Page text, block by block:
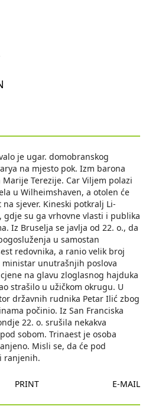
je ugar. domobranskog
na mjesto pok. Izm barona
Terezije. Car Viljem polazi
u Wilheimshaven, a otolen će
sjever. Kineski potkralj Li-
gdje su ga vrhovne vlasti i publika
Iz Bruselja se javlja od 22. o., da
u samostan
redovnika, a ranio velik broj
ministar unutrašnjih poslova
na glavu zloglasnog hajduka
strašilo u užičkom okrugu. U
državnih rudnika Petar Ilić zbog
počinio. Iz San Franciska
22. o. srušila nekakva
sobom. Trinaest je osoba
Misli se, da će pod
ranjenih.
PRINT E-MAIL